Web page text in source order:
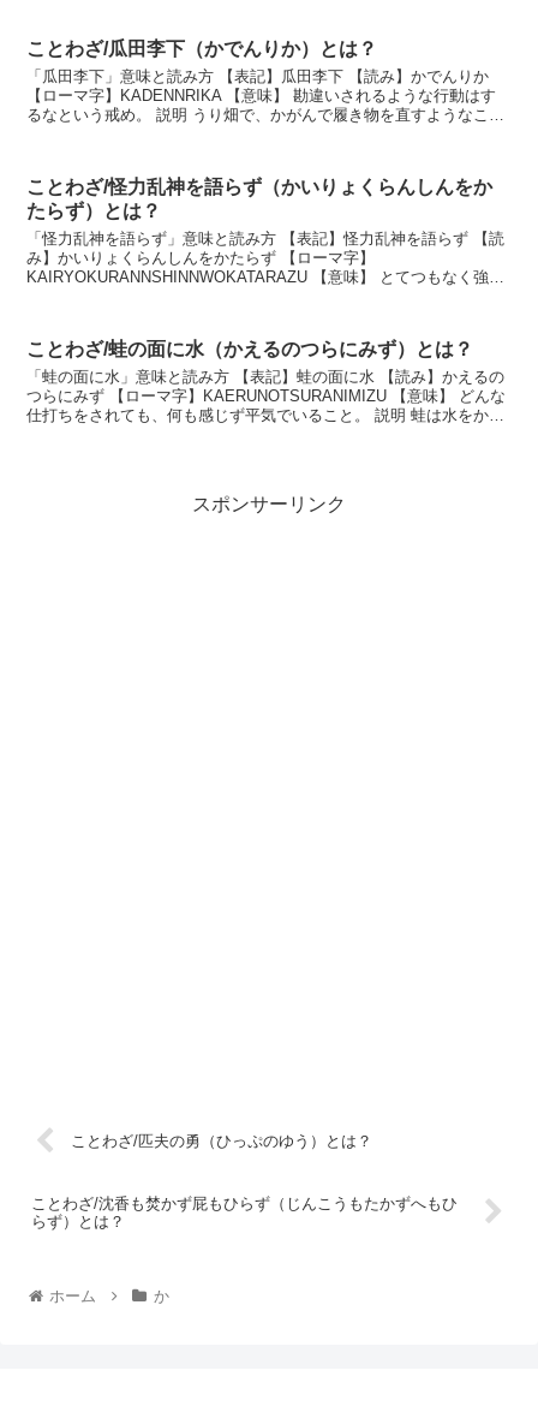
ことわざ/瓜田李下（かでんりか）とは？
「瓜田李下」意味と読み方 【表記】瓜田李下 【読み】かでんりか
【ローマ字】KADENNRIKA 【意味】 勘違いされるような行動はす
るなという戒め。 説明 うり畑で、かがんで履き物を直すようなこと
ことわざ/怪力乱神を語らず（かいりょくらんしんをか
たらず）とは？
「怪力乱神を語らず」意味と読み方 【表記】怪力乱神を語らず 【読
み】かいりょくらんしんをかたらず 【ローマ字】
KAIRYOKURANNSHINNWOKATARAZU 【意味】 とてつもなく強い
ことわざ/蛙の面に水（かえるのつらにみず）とは？
「蛙の面に水」意味と読み方 【表記】蛙の面に水 【読み】かえるの
つらにみず 【ローマ字】KAERUNOTSURANIMIZU 【意味】 どんな
仕打ちをされても、何も感じず平気でいること。 説明 蛙は水をかけ
スポンサーリンク
ことわざ/匹夫の勇（ひっぷのゆう）とは？
ことわざ/沈香も焚かず屁もひらず（じんこうもたかずへもひ
らず）とは？
ホーム か